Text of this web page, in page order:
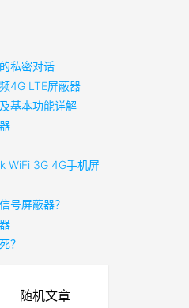
私密对话
4G LTE屏蔽器
基本功能详解
WiFi 3G 4G手机屏
号屏蔽器？
？
随机文章